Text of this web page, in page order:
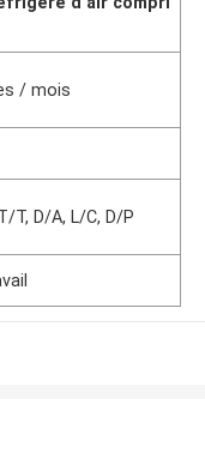
/ mois
T, D/A, L/C, D/P